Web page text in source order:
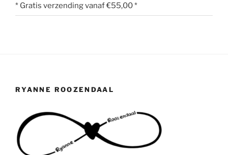
* Gratis verzending vanaf €55,00 *
RYANNE ROOZENDAAL